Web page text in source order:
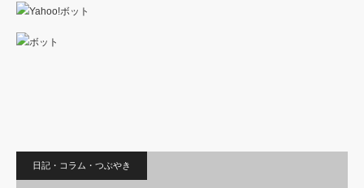
日記・コラム・つぶやき